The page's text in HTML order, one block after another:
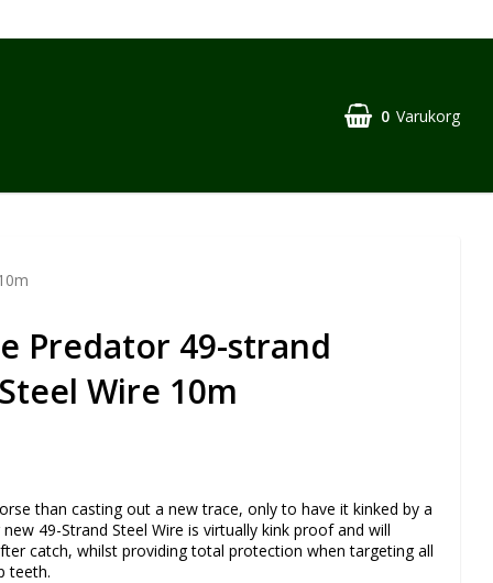
0 Varukorg
Predator 49-strand
Wire 10m
than casting out a new trace, only to have it kinked by a
49-Strand Steel Wire is virtually kink proof and will
catch, whilst providing total protection when targeting all
teeth.